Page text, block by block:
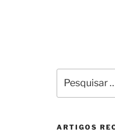
por:
ARTIGOS